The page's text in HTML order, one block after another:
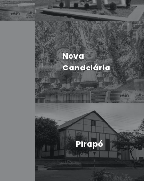
Nova
Candelária
Pirapó